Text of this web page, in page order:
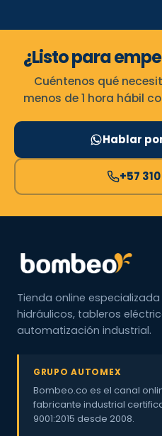
¿Listo para
Cuéntenos qué
menos de 1 hora hábil
Hablar
+57
Tienda online
hidráulicos, tableros
automatización industrial.
GRUPO AUTOMEX
Bombeo.co es el canal
fabricante industrial
9001:2015 desde 2008.